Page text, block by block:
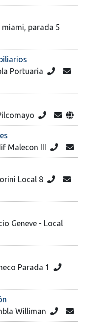
parada 5
Portuaria
Malecon III
Local 8
Geneve - Local
Parada 1
Williman